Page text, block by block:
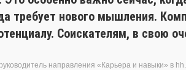
требует нового мышления.
Соискателям, в свою
направления «Карьера и навыки» в